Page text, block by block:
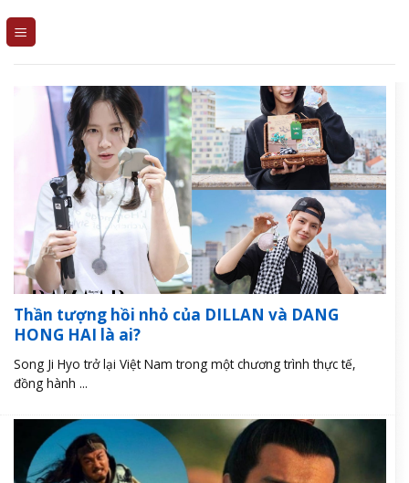
Thần tượng hồi nhỏ của DILLAN và DANG
HONG HAI là ai?
Song Ji Hyo trở lại Việt Nam trong một chương trình thực tế,
đồng hành ...